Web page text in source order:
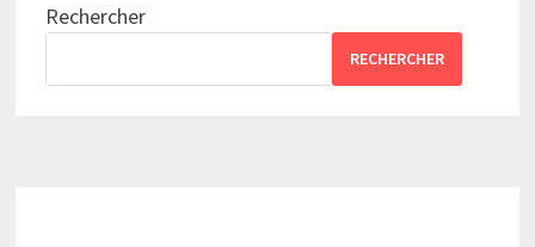
Rechercher
RECHERCHER